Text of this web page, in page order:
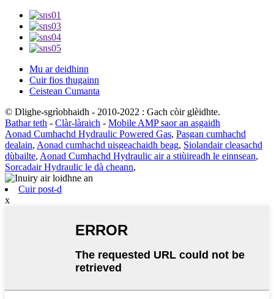
Mu ar deidhinn
Cuir fios thugainn
Ceistean Cumanta
© Dlighe-sgrìobhaidh - 2010-2022 : Gach còir glèidhte.
Bathar teth - Clàr-làraich - Mobile AMP saor an asgaidh
Aonad Cumhachd Hydraulic Powered Gas, Pasgan cumhachd
dealain, Aonad cumhachd uisgeachaidh beag, Siolandair cleasachd
dùbailte, Aonad Cumhachd Hydraulic air a stiùireadh le einnsean,
Sorcadair Hydraulic le dà cheann,
Cuir post-d
x